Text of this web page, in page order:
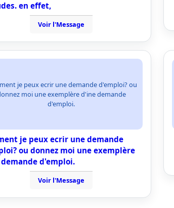
en effet,
Voir l'Message
je peux ecrir une demande d'emploi? ou
moi une exemplère d'ine demande
d'emploi.
je peux ecrir une demande
ou donnez moi une exemplère
d'emploi.
Voir l'Message